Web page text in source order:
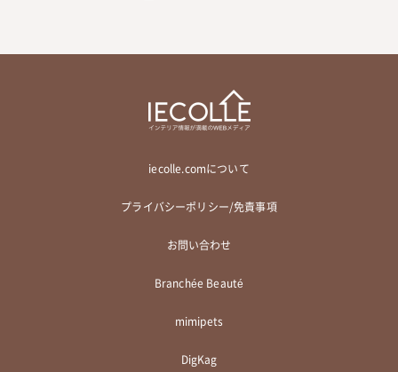
iecolle.comについて
プライバシーポリシー/免責事項
お問い合わせ
Branchée Beauté
mimipets
DigKag